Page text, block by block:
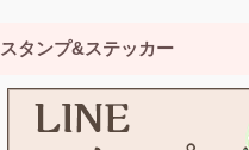
スタンプ&ステッカー